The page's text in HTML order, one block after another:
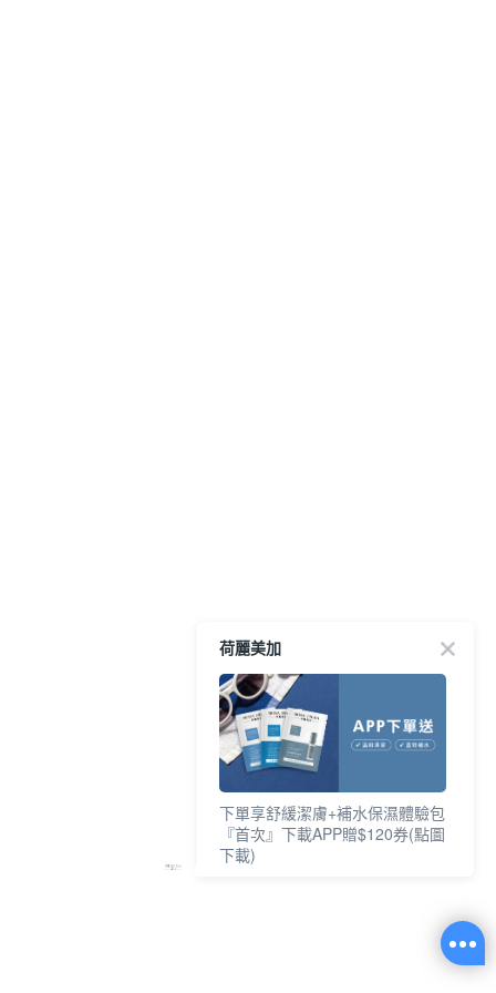
荷麗美加
下單享舒緩潔膚+補水保濕體驗包
『首次』下載APP贈$120券(點圖
下載)